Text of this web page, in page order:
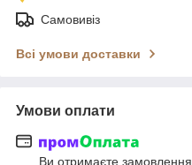
Самовивіз
Всі умови доставки
Умови оплати
Ви отримаєте замовлення